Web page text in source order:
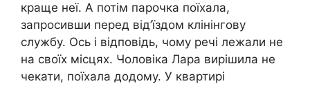
краще неї. А потім парочка поїхала,
запросивши перед від’їздом клінінгову
службу. Ось і відповідь, чому речі лежали не
на своїх місцях. Чоловіка Лара вирішила не
чекати, поїхала додому. У квартирі